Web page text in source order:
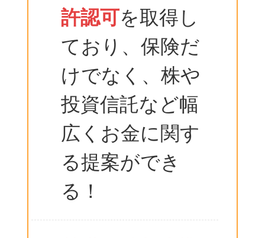
許認可を取得し
ており、保険だ
けでなく、株や
投資信託など幅
広くお金に関す
る提案ができ
る！